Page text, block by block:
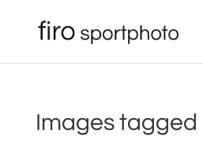
Images tagged